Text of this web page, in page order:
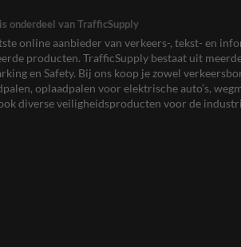
onderdeel van TrafficSupply
online aanbieder van verkeers-, tekst- en
producten. TrafficSupply bestaat uit
en Safety. Bij ons koop je zowel
oplaadpalen voor elektrische auto’s,
diverse veiligheidsproducten voor de